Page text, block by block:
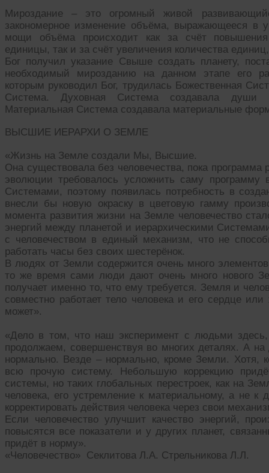
Мироздание – это огромный живой
закономерное изменение объёма, выражающееся в
мощи объёма происходит как за счёт
единицы, так и за счёт увеличения количества
Бог получил указание Свыше создать планету,
необходимый мирозданию на данном этапе его
которым руководил Бог, трудилась Божественная
Система. Духовная Система создавала души и
Материальная Система создавала материальные
ВЫСШИЕ ИЕРАРХИ О ЗЕМЛЕ
«Жизнь на Земле создали Мы, Высшие.
Она существовала без человечества, пока
эволюции требовалось усложнить саму программу
Системами, поэтому появилась потребность в
внесли бы новую окраску в цветовую гамму
момента развития жизни на Земле человечество
энергий между планетой и иерархическими
с человечеством в единый механизм, что не
работать часы без своих шестерёнок.
В людях от Земли содержится очень много
то же время сами люди дают очень много нового
получает именно то, что ему требуется. Земля и
совместно работает тело человека и его сердце
может».
«Дело в том, что наш эксперимент с людьми
продолжаем, совершенствуя во многих деталях. А
нормально. Везде – нормально, кроме Земли. Хотя,
всю прочую систему. Небольшую коррекцию
системы, но таких глобальных перестроек, как на
человека, его устремление к материальному, а не к
корректировать действия человека через свои
Если человечество улучшит качество энергий,
повысятся все показатели и у других планет,
придёт в норму».
«Человечество» Секлитова Л.А. Стрельникова Л.Л.